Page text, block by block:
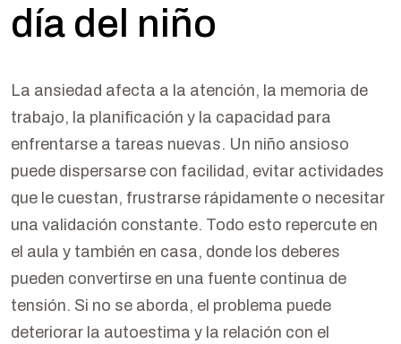
día del niño
La ansiedad afecta a la atención, la memoria de
trabajo, la planificación y la capacidad para
enfrentarse a tareas nuevas. Un niño ansioso
puede dispersarse con facilidad, evitar actividades
que le cuestan, frustrarse rápidamente o necesitar
una validación constante. Todo esto repercute en
el aula y también en casa, donde los deberes
pueden convertirse en una fuente continua de
tensión. Si no se aborda, el problema puede
deteriorar la autoestima y la relación con el